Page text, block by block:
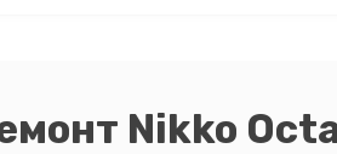
Nikko